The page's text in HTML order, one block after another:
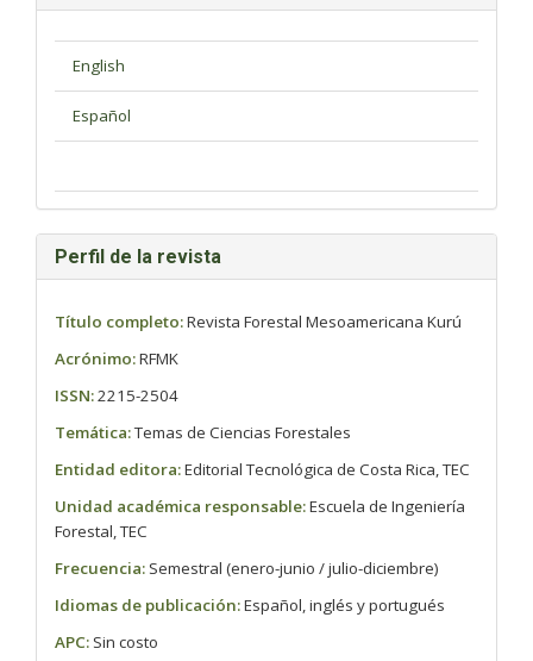
Perfil de la revista
Título completo:Revista Forestal Mesoamericana Kurú
Acrónimo:RFMK
ISSN:2215-2504
Temática:Temas de Ciencias Forestales
Entidad editora:Editorial Tecnológica de Costa Rica, TEC
Unidad académica responsable:Escuela de Ingeniería
Forestal, TEC
Frecuencia: Semestral (enero-junio / julio-diciembre)
Idiomas de publicación:Español, inglés y portugués
APC: Sin costo